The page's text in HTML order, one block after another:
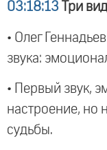
03:18:13 Три
• Олег
звука:
• Первый звук,
настроение, но
судьбы.